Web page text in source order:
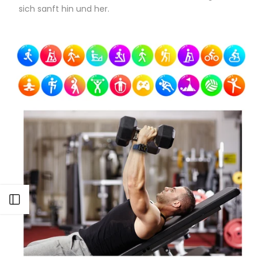
Seitenleiste öffnen
sich sanft hin und her.